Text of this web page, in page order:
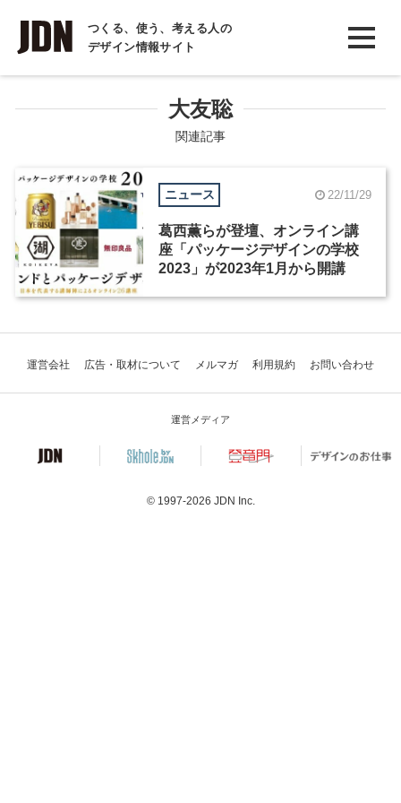
つくる、使う、考える人の
デザイン情報サイト
INTERVIEW
インタビュー
COLUMN
コラム
大友聡
関連記事
ニュース 22/11/29
葛西薫らが登壇、オンライン講
座「パッケージデザインの学校
2023」が2023年1月から開講
運営会社 広告・取材について メルマガ 利用規約 お問い合わせ
運営メディア
© 1997-2026 JDN Inc.